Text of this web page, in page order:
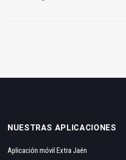
NUESTRAS APLICACIONES
Aplicación móvil Extra Jaén